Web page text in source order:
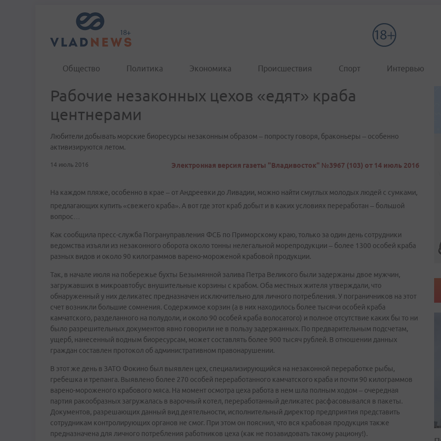
Общество Политика Экономика Происшествия Спорт Интервью
Рабочие незаконных цехов «едят» краба
центнерами
Любители добывать морские биоресурсы незаконным образом – попросту говоря, браконьеры – особенно
активизируются летом.
14 июль 2016 Электронная версия газеты "Владивосток" №3967 (103) от 14 июль 2016
На каждом пляже, особенно в крае – от Андреевки до Ливадии, можно найти смуглых молодых людей с сумками,
предлагающих купить «свежего краба». А вот где этот краб добыт и в каких условиях переработан – большой
вопрос…
Как сообщила пресс-служба Погрануправления ФСБ по Приморскому краю, только за один день сотрудники
ведомства изъяли из незаконного оборота около тонны нелегальной морепродукции – более 1300 особей краба
разных видов и около 90 килограммов варено-мороженой крабовой продукции.
Так, в начале июля на побережье бухты Безымянной залива Петра Великого были задержаны двое мужчин,
загружавших в микроавтобус внушительные корзины с крабом. Оба местных жителя утверждали, что
обнаруженный у них деликатес предназначен исключительно для личного потребления. У пограничников на этот
счет возникли большие сомнения. Содержимое корзин (а в них находилось более тысячи особей краба
камчатского, разделанного на полудоли, и около 90 особей краба волосатого) и полное отсутствие каких бы то ни
было разрешительных документов явно говорили не в пользу задержанных. По предварительным подсчетам,
ущерб, нанесенный водным биоресурсам, может составлять более 900 тысяч рублей. В отношении данных
граждан составлен протокол об административном правонарушении.
В этот же день в ЗАТО Фокино был выявлен цех, специализирующийся на незаконной переработке рыбы,
гребешка и трепанга. Выявлено более 270 особей переработанного камчатского краба и почти 90 килограммов
варено-мороженого крабового мяса. На момент осмотра цеха работа в нем шла полным ходом – очередная
партия ракообразных загружалась в варочный котел, переработанный деликатес расфасовывался в пакеты.
Документов, разрешающих данный вид деятельности, исполнительный директор предприятия представить
сотрудникам контролирующих органов не смог. При этом он пояснил, что вся крабовая продукция также
предназначена для личного потребления работников цеха (как не позавидовать такому рациону!).